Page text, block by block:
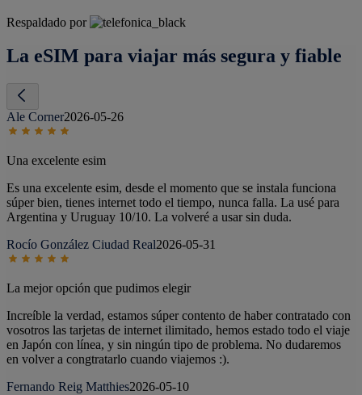
Respaldado por
La eSIM para viajar más segura y fiable
Ale Corner2026-05-26
Una excelente esim
Es una excelente esim, desde el momento que se instala funciona
súper bien, tienes internet todo el tiempo, nunca falla. La usé para
Argentina y Uruguay 10/10. La volveré a usar sin duda.
Rocío González Ciudad Real2026-05-31
La mejor opción que pudimos elegir
Increíble la verdad, estamos súper contento de haber contratado con
vosotros las tarjetas de internet ilimitado, hemos estado todo el viaje
en Japón con línea, y sin ningún tipo de problema. No dudaremos
en volver a congtratarlo cuando viajemos :).
Fernando Reig Matthies2026-05-10